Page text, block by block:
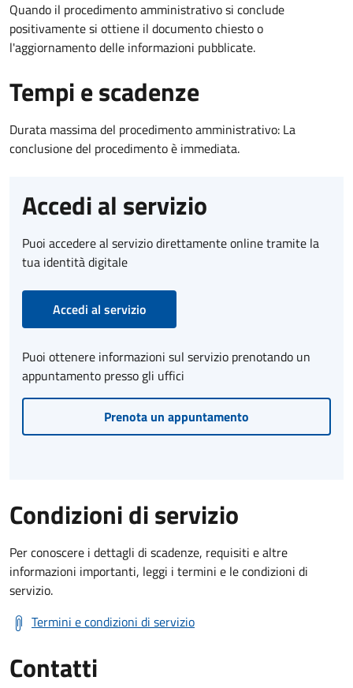
Quando il procedimento amministrativo si conclude
positivamente si ottiene il documento chiesto o
l'aggiornamento delle informazioni pubblicate.
Tempi e scadenze
Durata massima del procedimento amministrativo: La
conclusione del procedimento è immediata.
Accedi al servizio
Puoi accedere al servizio direttamente online tramite la
tua identità digitale
Accedi al servizio
Puoi ottenere informazioni sul servizio prenotando un
appuntamento presso gli uffici
Prenota un appuntamento
Condizioni di servizio
Per conoscere i dettagli di scadenze, requisiti e altre
informazioni importanti, leggi i termini e le condizioni di
servizio.
Termini e condizioni di servizio
Contatti